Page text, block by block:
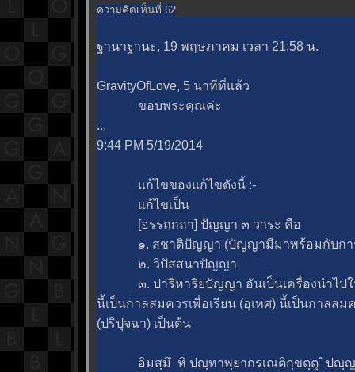
ความคิดเห็นที่ 62
ฐานาฐานะ, 19 พฤษภาคม เวลา 21:58 น.
GravityOfLove, 5 นาทีที่แล้ว
ขอบพระคุณค่ะ
...
9:44 PM 5/19/2014
ก้ไขของแก้ไขดังนี้ :-
ก้ไขเป็น
[อรรถกถา] ปัญญา ๓ วาระ คือ
๑. สชาติปัญญา (ปัญญามีมาพร้อมกับการ
๒. วิปัสสนาปัญญา
๓. ปาริหาริยปัญญา อันเป็นเครื่องนำไปใน
นี้เป็นกาลสมควรเพื่อเรียน (อุเทศ) นี้เป็นกาลสม
(ปริปุจฉา) เป็นต้น
อิมสฺมึ หิ ปญฺหาพฺยากรเณติกฺขตฺตุ ํ ปญฺญา